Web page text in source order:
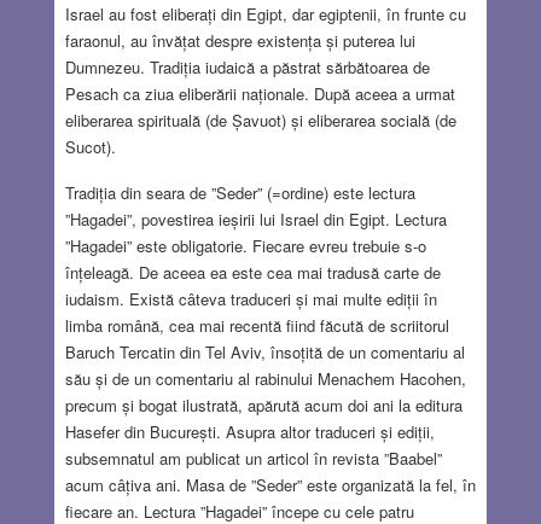
Israel au fost eliberați din Egipt, dar egiptenii, în frunte cu
faraonul, au învățat despre existența și puterea lui
Dumnezeu. Tradiția iudaică a păstrat sărbătoarea de
Pesach ca ziua eliberării naționale. După aceea a urmat
eliberarea spirituală (de Șavuot) și eliberarea socială (de
Sucot).
Tradiția din seara de ”Seder” (=ordine) este lectura
”Hagadei”, povestirea ieșirii lui Israel din Egipt. Lectura
”Hagadei” este obligatorie. Fiecare evreu trebuie s-o
înțeleagă. De aceea ea este cea mai tradusă carte de
iudaism. Există câteva traduceri și mai multe ediții în
limba română, cea mai recentă fiind făcută de scriitorul
Baruch Tercatin din Tel Aviv, însoțită de un comentariu al
său și de un comentariu al rabinului Menachem Hacohen,
precum și bogat ilustrată, apărută acum doi ani la editura
Hasefer din București. Asupra altor traduceri și ediții,
subsemnatul am publicat un articol în revista ”Baabel”
acum câțiva ani. Masa de ”Seder” este organizată la fel, în
fiecare an. Lectura ”Hagadei” începe cu cele patru